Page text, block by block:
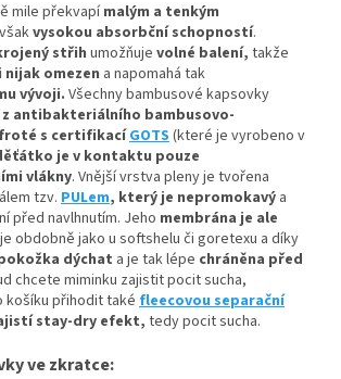
mile překvapímalým a tenkým
vysokou absorbční schopností.
střih umožňuje volné balení, takže
omezen a napomahá tak
vývoji. Všechny bambusové kapsovky
antibakteriálního bambusovo-
s certifikacíGOTS(které je vyrobeno v
je v kontaktu pouze
vlákny. Vnější vrstva pleny je tvořena
tzv. PULem, který je nepromokavý a
před navlhnutím. Jeho membrána je ale
obdobně jako u softshelu či goretexu a díky
dýchat a je tak lépe chráněna před
chcete miminku zajistit pocit sucha,
košíku přihodit takéfleecovou separační
stay-dry efekt, tedy pocit sucha.
ve zkratce: